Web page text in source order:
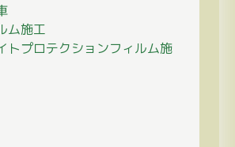
ム施工
トプロテクションフィルム施